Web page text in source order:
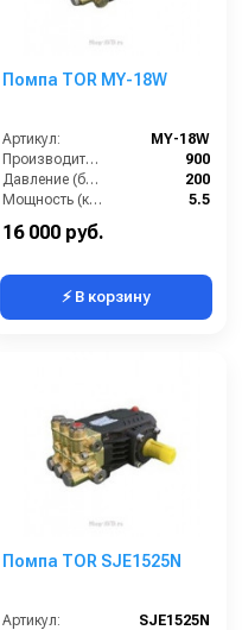
Помпа TOR MY-18W
Артикул:
MY-18W
Производительность (л/ч):
900
Давление (бар):
200
Мощность (кВт):
5.5
Обороты двигателя (об/мин):
16 000 руб.
⚡ В корзину
Помпа TOR SJE1525N
Артикул:
SJE1525N